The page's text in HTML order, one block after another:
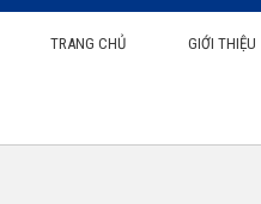
TRANG CHỦ GIỚI THIỆU